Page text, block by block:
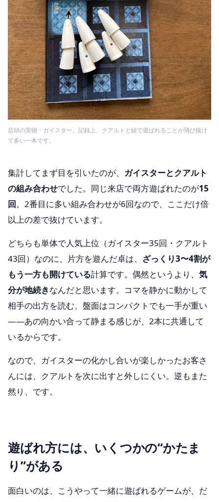
店頭の実物・ガイスター。記録上、クアルトと組で遊ばれることが飛び抜け
て多い一本です。
集計してまず目を引いたのが、 ガイスターとクアルト
の組み合わせでした。同じ来店で両方遊ばれたのが15
回。2番目に多い組み合わせが6回なので、ここだけ倍
以上の差で抜けています。
どちらも単体で人気上位（ガイスター35回・クアルト
43回）なのに、片方を遊んだ卓は、 ざっくり3〜4割が
もう一方も開けている計算です。偶然というより、 気
分が地続きなんだと思います。コマを静かに動かして
相手の出方を読む、盤面はコンパクトでも一手が重い
——あの向かい合って静まる感じが、2本に共通して
いるからです。
なので、ガイスターの化かし合いが楽しかったお客さ
んには、クアルトを次に出すと外しにくい。逆もまた
然り、です。
遊ばれ方には、いくつかの“かたま
り”がある
面白いのは、こうやって一緒に遊ばれるゲームが、だ